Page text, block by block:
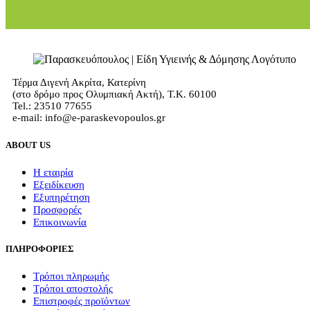
Τέρμα Διγενή Ακρίτα, Κατερίνη
(στο δρόμο προς Ολυμπιακή Ακτή), Τ.Κ. 60100
Tel.: 23510 77655
e-mail: info@e-paraskevopoulos.gr
ABOUT US
Η εταιρία
Εξειδίκευση
Εξυπηρέτηση
Προσφορές
Επικοινωνία
ΠΛΗΡΟΦΟΡΙΕΣ
Τρόποι πληρωμής
Τρόποι αποστολής
Επιστροφές προϊόντων